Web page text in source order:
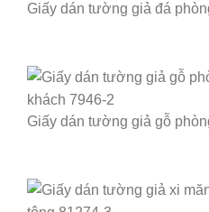
Giấy dán tường giả đá
Giấy dán tường giả gỗ